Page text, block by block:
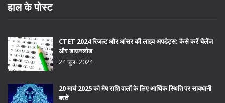
हाल के पोस्ट
CTET 2024 रिजल्ट और आंसर की लाइव अपडेट्स: कैसे करें चैलेंज
और डाउनलोड
24 जुल॰ 2024
20 मार्च 2025 को मेष राशि वालों के लिए आर्थिक स्थिति पर सावधानी
बरतें